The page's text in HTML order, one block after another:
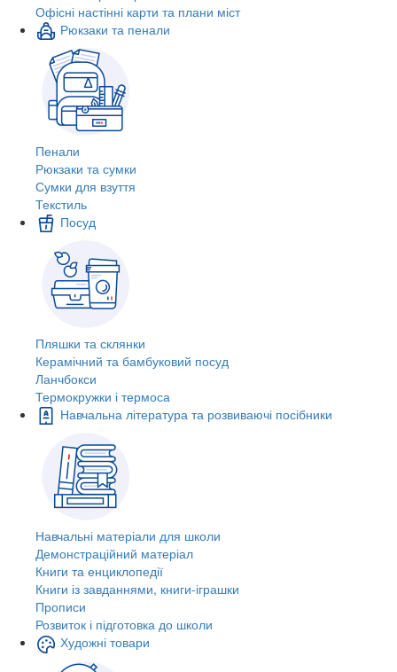
Офісні настінні карти та плани міст
Рюкзаки та пенали
Пенали
Рюкзаки та сумки
Сумки для взуття
Текстиль
Посуд
Пляшки та склянки
Керамічний та бамбуковий посуд
Ланчбокси
Термокружки і термоса
Навчальна література та розвиваючі посібники
Навчальні матеріали для школи
Демонстраційний матеріал
Книги та енциклопедії
Книги із завданнями, книги-іграшки
Прописи
Розвиток і підготовка до школи
Художні товари